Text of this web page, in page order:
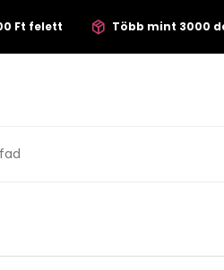
Ft felett Több mint 3000